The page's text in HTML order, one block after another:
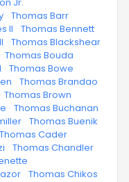
· Thomas Barr
II · Thomas Bennett
· Thomas Blackshear
· Thomas Bouda
· Thomas Bowe
· Thomas Brandao
· Thomas Brown
· Thomas Buchanan
· Thomas Buenik
Thomas Cader
· Thomas Chandler
· Thomas Chikos